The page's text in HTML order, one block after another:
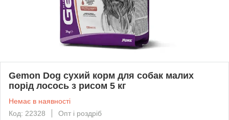
Gemon Dog сухий корм для собак малих
порід лосось з рисом 5 кг
Немає в наявності
Код: 22328
Опт і роздріб